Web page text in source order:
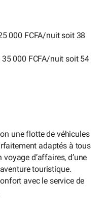
000 FCFA/nuit soit 38
000 FCFA/nuit soit 54
une flotte de véhicules
adaptés à tous
voyage d’affaires, d’une
touristique.
avec le service de